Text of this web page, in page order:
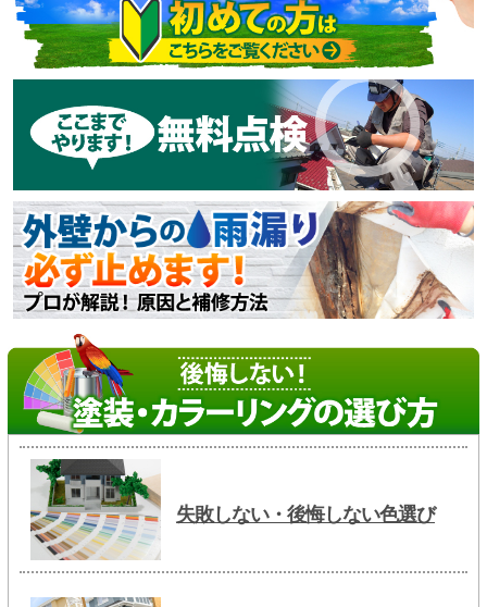
失敗しない・後悔しない色選び